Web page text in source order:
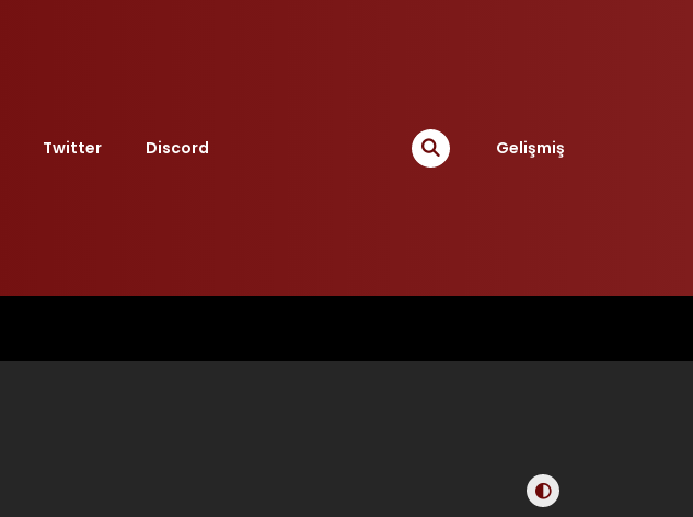
Twitter Discord Gelişmiş